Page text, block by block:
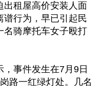
出租屋高价安装人面
谱行为，早已引起民
名骑摩托车女子殴打
事件发生在7月9日
路一红绿灯处。几名